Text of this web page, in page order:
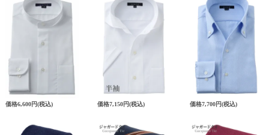
価格6,600円(税込) 価格7,150円(税込) 価格7,700円(税込)